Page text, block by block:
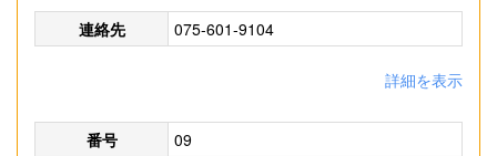
連絡先 075-601-9104
詳細を表示
番号
09